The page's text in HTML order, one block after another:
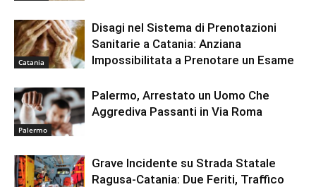
Catania
Disagi nel Sistema di Prenotazioni
Sanitarie a Catania: Anziana
Impossibilitata a Prenotare un Esame
Palermo
Palermo, Arrestato un Uomo Che
Aggrediva Passanti in Via Roma
Grave Incidente su Strada Statale
Ragusa-Catania: Due Feriti, Traffico